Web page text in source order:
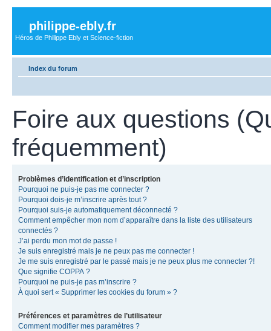
philippe-ebly.fr
Héros de Philippe Ebly et Science-fiction
Index du forum
Foire aux questions
fréquemment)
Problèmes d’identification et d’inscription
Pourquoi ne puis-je pas me connecter ?
Pourquoi dois-je m’inscrire après tout ?
Pourquoi suis-je automatiquement déconnecté ?
Comment empêcher mon nom d’apparaître dans la liste des utilisateurs
connectés ?
J’ai perdu mon mot de passe !
Je suis enregistré mais je ne peux pas me connecter !
Je me suis enregistré par le passé mais je ne peux plus me connecter ?!
Que signifie COPPA ?
Pourquoi ne puis-je pas m’inscrire ?
À quoi sert « Supprimer les cookies du forum » ?
Préférences et paramètres de l’utilisateur
Comment modifier mes paramètres ?